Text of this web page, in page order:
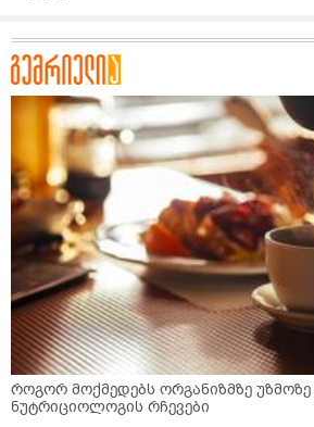
როგორ მოქმედებს ორგანიზმზე
ნუტრიციოლოგის რჩევები